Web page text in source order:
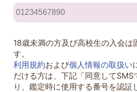
18歳未満の方及び高校生の入会は
す。
利用規約および個人情報の取扱い
だける方は、下記「同意してSMS
り、鑑定時に使用する番号を認証